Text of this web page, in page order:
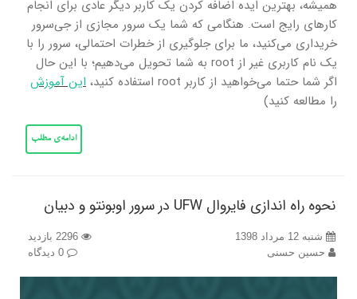
همیشه، بهترین ایده اضافه کردن یک کاربر دیگر عادی برای انجام
کارهای رایج است. هنگامی که شما یک سرور مجازی از جی‌سرور
خریداری می‌کنید، ما برای جلوگیری از خطرات احتمالی، سرور را با
یک نام کاربری غیر از root به شما تحویل می‌دهیم؛ با این حال
اگر شما حتما می‌خواهید از کاربر root استفاده کنید،
این آموزش
را مطالعه کنید)
ادامه‌ی مطلب
نحوه راه اندازی فایروال UFW در سرور اوبونتو و دبیان
شنبه 12 مرداد 1398
حسین حسنی